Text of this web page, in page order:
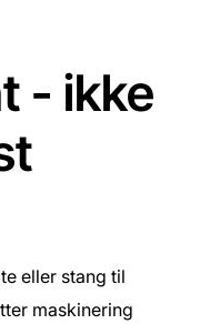
- ikke
eller stang til
maskinering